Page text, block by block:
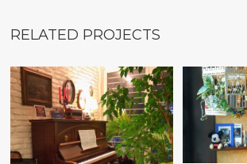
RELATED PROJECTS